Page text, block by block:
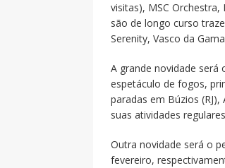
visitas), MSC Orchestra,
são de longo curso
Serenity, Vasco da
A grande novidade será
espetáculo de fogos,
paradas em Búzios (RJ),
suas atividades
Outra novidade será o
fevereiro,